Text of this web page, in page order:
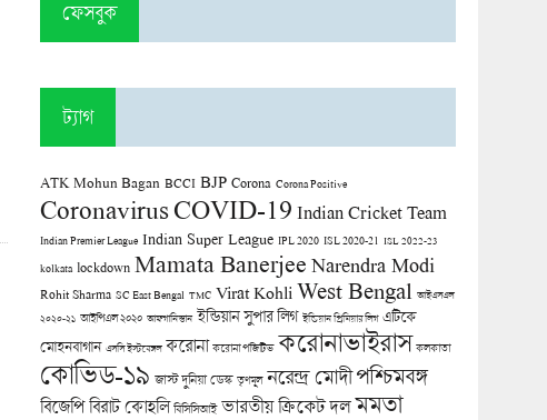
ফেসবুক
ট্যাগ
ATK Mohun Bagan BCCI BJP Corona Corona Positive
CoronavirusCOVID-19 Indian Cricket Team
Indian Premier League Indian Super League IPL 2020 ISL 2020-21 ISL 2022-23
kolkata lockdown Mamata Banerjee Narendra Modi
Rohit Sharma SC East Bengal TMC Virat Kohli West Bengal আইএসএল
২০২০-২১ আইপিএল ২০২০ আফগানিস্তান ইন্ডিয়ান সুপার লিগ ইন্ডিয়ান প্রিমিয়ার লিগ এটিকে
মোহনবাগান এসসি ইস্টবেঙ্গল করোনা করোনা পজিটিভ করোনাভাইরাস কলকাতা
কোভিড-১৯ জাস্ট দুনিয়া ডেস্ক তৃণমূল নরেন্দ্র মোদী পশ্চিমবঙ্গ
বিজেপি বিরাট কোহলি বিসিসিআই ভারতীয় ক্রিকেট দল মমতা